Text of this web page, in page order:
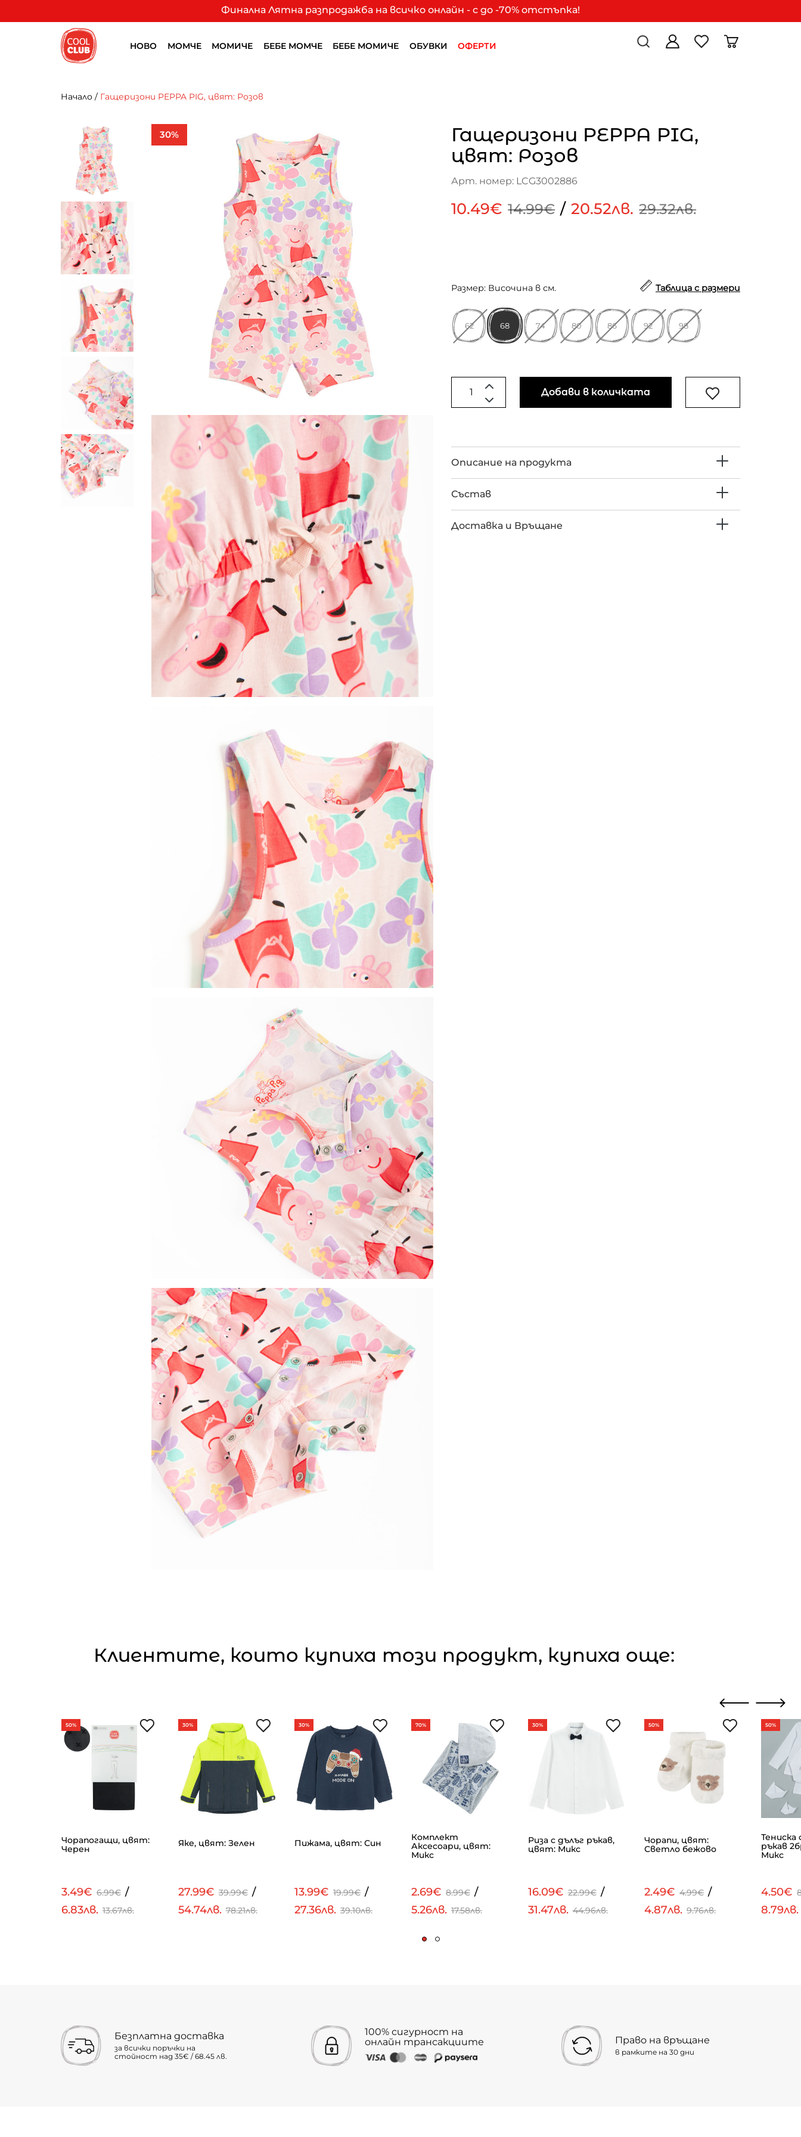
Финална Лятна разпродажба на всичко онлайн - с до -70% отстъпка!
НОВО МОМЧЕ МОМИЧЕ БЕБЕ МОМЧЕ БЕБЕ МОМИЧЕ ОБУВКИ ОФЕРТИ
Начало / Гащеризони PEPPA PIG, цвят: Розов
30%
Гащеризони PEPPA PIG,
цвят: Розов
Арт. номер: LCG3002886
10.49€ 14.99€ / 20.52лв. 29.32лв.
Размер: Височина в см. Таблица с размери
62 68 74 80 86 92 98
Добави в количката
Описание на продукта
Състав
Доставка и Връщане
Клиентите, които купиха този продукт, купиха още:
50%
Чорапогащи, цвят:
Черен
3.49€ 6.99€ /
6.83лв. 13.67лв.
30%
Яке, цвят: Зелен
27.99€ 39.99€ /
54.74лв. 78.21лв.
30%
Пижама, цвят: Син
13.99€ 19.99€ /
27.36лв. 39.10лв.
70%
Комплект
Аксесoари, цвят:
Микс
2.69€ 8.99€ /
5.26лв. 17.58лв.
30%
Риза с дълъг ръкав,
цвят: Микс
16.09€ 22.99€ /
31.47лв. 44.96лв.
50%
Чорапи, цвят:
Светло бежово
2.49€ 4.99€ /
4.87лв. 9.76лв.
50%
Тениска
ръкав
Микс
4.50€
8.79лв.
Безплатна доставка
за всички поръчки на
стойност над 35€ / 68.45 лв.
100% сигурност на
онлайн трансакциите
Право на връщане
в рамките на 30 дни